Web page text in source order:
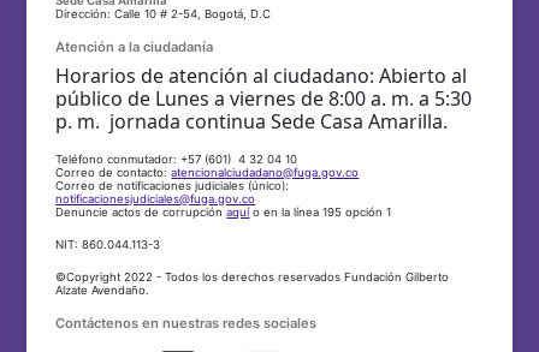
Dirección: Calle 10 # 2-54, Bogotá, D.C
Atención a la ciudadanía
Horarios de atención al ciudadano: Abierto al
público de Lunes a viernes de 8:00 a. m. a 5:30
p. m. jornada continua Sede Casa Amarilla.
Teléfono conmutador: +57 (601) 4 32 04 10
Correo de contacto:atencionalciudadano@fuga.gov.co
Correo de notificaciones judiciales (único):
notificacionesjudiciales@fuga.gov.co
Denuncie actos de corrupciónaquío en la línea 195 opción 1
NIT: 860.044.113-3
©Copyright 2022 - Todos los derechos reservados Fundación Gilberto
Alzate Avendaño.
Contáctenos en nuestras redes sociales